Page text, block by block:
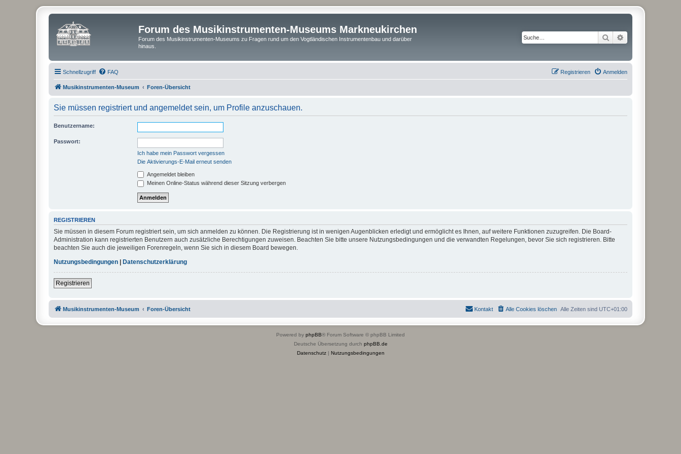
Forum des Musikinstrumenten-Museums Markneukirchen
Forum des Musikinstrumenten-Museums zu Fragen rund um den Vogtländischen Instrumentenbau und darüber
hinaus.
Suche
Schnellzugriff FAQ Anmelden
Registrieren
Musikinstrumenten-Museum Foren-Übersicht
Sie müssen registriert und angemeldet sein, um Profile anzuschauen.
Benutzername:
Passwort:
Ich habe mein Passwort vergessen
Die Aktivierungs-E-Mail erneut senden
Angemeldet bleiben
Meinen Online-Status während dieser Sitzung verbergen
REGISTRIEREN
Sie müssen in diesem Forum registriert sein, um sich anmelden zu können. Die Registrierung ist in wenigen Augenblicken erledigt und ermöglicht es Ihnen, auf weitere Funktionen zuzugreifen. Die Board-
Administration kann registrierten Benutzern auch zusätzliche Berechtigungen zuweisen. Beachten Sie bitte unsere Nutzungsbedingungen und die verwandten Regelungen, bevor Sie sich registrieren. Bitte
beachten Sie auch die jeweiligen Forenregeln, wenn Sie sich in diesem Board bewegen.
Nutzungsbedingungen
Datenschutzerklärung
Registrieren
Musikinstrumenten-Museum Foren-Übersicht Alle Zeiten sind UTC+01:00
Alle Cookies löschen
Kontakt
Powered by phpBB® Forum Software © phpBB Limited
Deutsche Übersetzung durch phpBB.de
Datenschutz| Nutzungsbedingungen